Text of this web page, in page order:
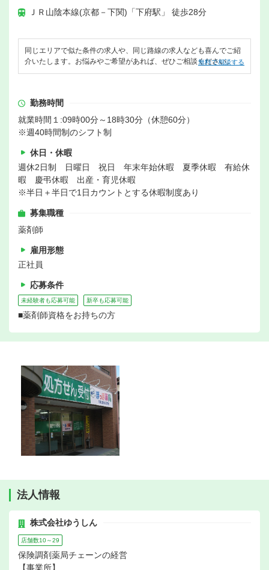
ＪＲ山陰本線(京都－下関)「下府駅」 徒歩28分
同じエリアで似た条件の求人や、同じ路線の求人なども喜んでご紹
介いたします。お悩みやご希望があれば、ぜひご相談ください。
無料で相談する
勤務時間
就業時間１:09時00分～18時30分（休憩60分）
※週40時間制のシフト制
休日・休暇
週休2日制 日曜日 祝日 年末年始休暇 夏季休暇 有給休
暇 慶弔休暇 出産・育児休暇
※半日＋半日で1日カウントとする休暇制度あり
募集職種
薬剤師
雇用形態
正社員
応募条件
未経験者も応募可能 新卒も応募可能
■薬剤師資格をお持ちの方
法人情報
株式会社ゆうしん
店舗数10～29
保険調剤薬局チェーンの経営
【事業所】